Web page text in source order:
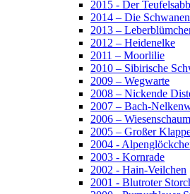
2015 - Der
2014 – Die
2013 –
2012 – Heidenelke
2011 – Moorlilie
2010 – Sibirische
2009 – Wegwarte
2008 – Nickende
2007 – Bach-
2006 –
2005 – Großer
2004 -
2003 - Kornrade
2002 - Hain-Veilchen
2001 - Blutroter